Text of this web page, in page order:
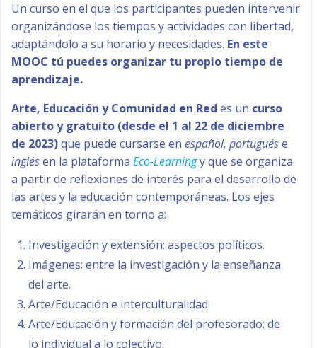
Un curso en el que los participantes pueden intervenir
organizándose los tiempos y actividades con libertad,
adaptándolo a su horario y necesidades. En este
MOOC tú puedes organizar tu propio tiempo de
aprendizaje.
Arte, Educación y Comunidad en Red es un curso
abierto y gratuito (desde el 1 al 22 de diciembre
de 2023)que puede cursarse en español, portuguése
inglésen la plataforma Eco-Learningy que se organiza
a partir de reflexiones de interés para el desarrollo de
las artes y la educación contemporáneas. Los ejes
temáticos girarán en torno a:
Investigación y extensión: aspectos políticos.
Imágenes: entre la investigación y la enseñanza
del arte.
Arte/Educación e interculturalidad.
Arte/Educación y formación del profesorado: de
lo individual a lo colectivo.